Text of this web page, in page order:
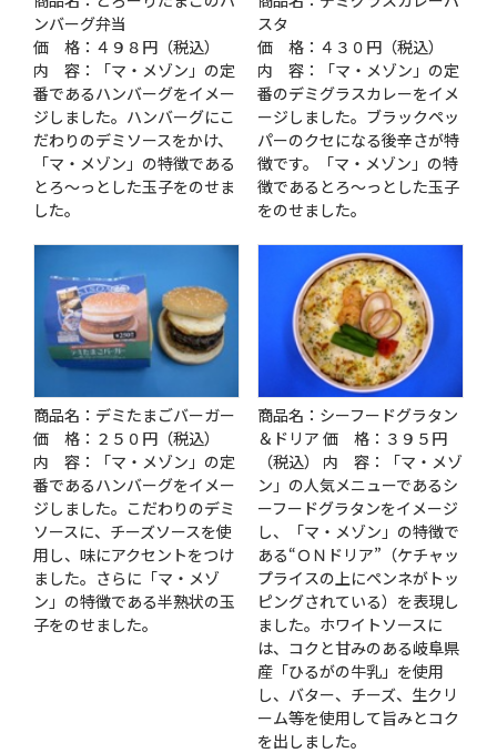
ンバーグ弁当
価 格：４９８円（税込）
内 容：「マ・メゾン」の定
番であるハンバーグをイメー
ジしました。ハンバーグにこ
だわりのデミソースをかけ、
「マ・メゾン」の特徴である
とろ〜っとした玉子をのせま
した。
スタ
価 格：４３０円（税込）
内 容：「マ・メゾン」の定
番のデミグラスカレーをイメ
ージしました。ブラックペッ
パーのクセになる後辛さが特
徴です。「マ・メゾン」の特
徴であるとろ〜っとした玉子
をのせました。
商品名：デミたまごバーガー
価 格：２５０円（税込）
内 容：「マ・メゾン」の定
番であるハンバーグをイメー
ジしました。こだわりのデミ
ソースに、チーズソースを使
用し、味にアクセントをつけ
ました。さらに「マ・メゾ
ン」の特徴である半熟状の玉
子をのせました。
商品名：シーフードグラタン
＆ドリア 価 格：３９５円
（税込） 内 容：「マ・メゾ
ン」の人気メニューであるシ
ーフードグラタンをイメージ
し、「マ・メゾン」の特徴で
ある“ＯＮドリア”（ケチャッ
プライスの上にペンネがトッ
ピングされている）を表現し
ました。ホワイトソースに
は、コクと甘みのある岐阜県
産「ひるがの牛乳」を使用
し、バター、チーズ、生クリ
ーム等を使用して旨みとコク
を出しました。